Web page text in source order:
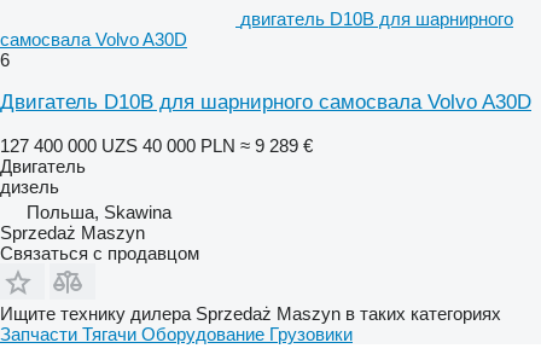
двигатель D10B для шарнирного
самосвала Volvo A30D
6
Двигатель D10B для шарнирного самосвала Volvo A30D
127 400 000 UZS 40 000 PLN ≈ 9 289 €
Двигатель
дизель
Польша, Skawina
Sprzedaż Maszyn
Связаться с продавцом
Ищите технику дилера Sprzedaż Maszyn в таких категориях
Запчасти Тягачи Оборудование Грузовики